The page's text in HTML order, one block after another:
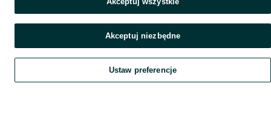
Szukaj Obserwujesz Dodaj Czat Konto
Akceptuj niezbędne
Ustaw preferencje